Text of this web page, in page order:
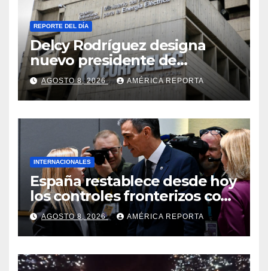
REPORTE DEL DÍA
Delcy Rodríguez designa
nuevo presidente de
Corpoelec y nuevo
viceministro de Servicios
Eléctricos
AGOSTO 8, 2026 AMÉRICA REPORTA
INTERNACIONALES
España restablece desde hoy
los controles fronterizos con
Italia tras el rechazo de Roma
a retirar las restricciones
AGOSTO 8, 2026 AMÉRICA REPORTA